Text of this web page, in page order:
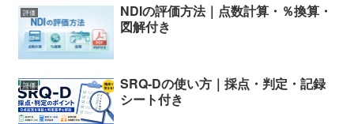
評価
NDIの評価方法｜点数計算・％換算・
図解付き
評価
SRQ-Dの使い方｜採点・判定・記録
シート付き